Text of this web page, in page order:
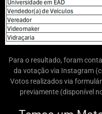
Para o resultado, foram
da votação via Instagram
Votos realizados via
previamente (disponível